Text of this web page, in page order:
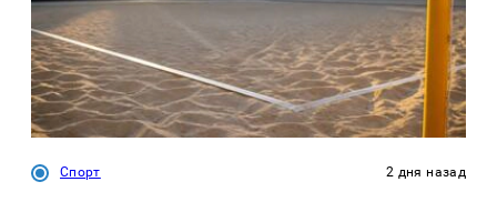
Спорт 2 дня назад